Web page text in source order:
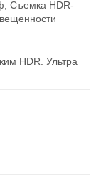
Съемка HDR-
HDR. Ультра